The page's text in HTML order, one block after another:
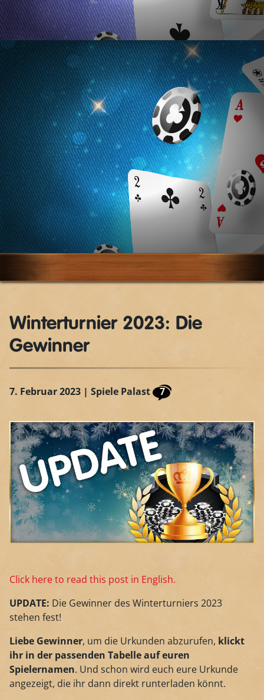
Winterturnier 2023: Die
Gewinner
7. Februar 2023 | Spiele Palast 7
Click here to read this post in English.
UPDATE: Die Gewinner des Winterturniers 2023
stehen fest!
Liebe Gewinner, um die Urkunden abzurufen, klickt
ihr in der passenden Tabelle auf euren
Spielernamen. Und schon wird euch eure Urkunde
angezeigt, die ihr dann direkt runterladen könnt.